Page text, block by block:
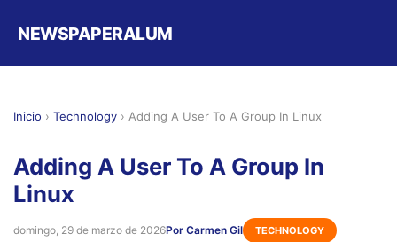
NEWSPAPERALUM
Inicio › Technology › Adding A User To A Group In Linux
Adding A User To A Group In
Linux
domingo, 29 de marzo de 2026Por Carmen Gil TECHNOLOGY